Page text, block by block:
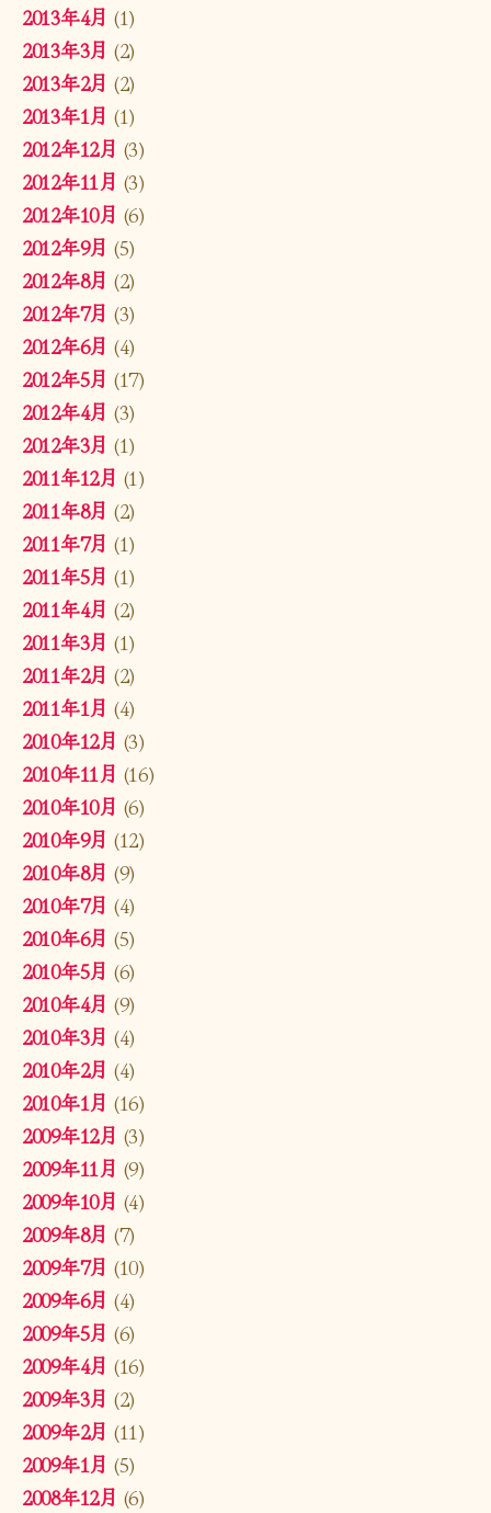
2013年4月 (1)
2013年3月 (2)
2013年2月 (2)
2013年1月 (1)
2012年12月 (3)
2012年11月 (3)
2012年10月 (6)
2012年9月 (5)
2012年8月 (2)
2012年7月 (3)
2012年6月 (4)
2012年5月 (17)
2012年4月 (3)
2012年3月 (1)
2011年12月 (1)
2011年8月 (2)
2011年7月 (1)
2011年5月 (1)
2011年4月 (2)
2011年3月 (1)
2011年2月 (2)
2011年1月 (4)
2010年12月 (3)
2010年11月 (16)
2010年10月 (6)
2010年9月 (12)
2010年8月 (9)
2010年7月 (4)
2010年6月 (5)
2010年5月 (6)
2010年4月 (9)
2010年3月 (4)
2010年2月 (4)
2010年1月 (16)
2009年12月 (3)
2009年11月 (9)
2009年10月 (4)
2009年8月 (7)
2009年7月 (10)
2009年6月 (4)
2009年5月 (6)
2009年4月 (16)
2009年3月 (2)
2009年2月 (11)
2009年1月 (5)
2008年12月 (6)